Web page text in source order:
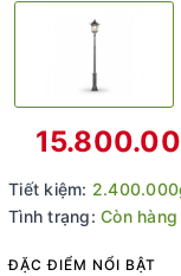
Tiết kiệm:
Tình trạng: Còn hàng
ĐẶC ĐIỂM NỔI BẬT